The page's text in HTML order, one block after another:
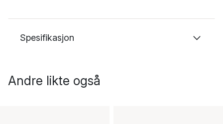
Spesifikasjon
Andre likte også